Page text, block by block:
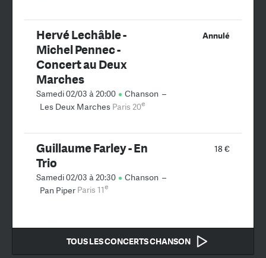
Annulé
Hervé Lechâble -
Michel Pennec -
Concert au Deux
Marches
Samedi 02/03 à 20:00 Chanson –
Les Deux Marches Paris 20e
18 €
Guillaume Farley - En
Trio
Samedi 02/03 à 20:30 Chanson –
Pan Piper Paris 11e
TOUS LES CONCERTS CHANSON